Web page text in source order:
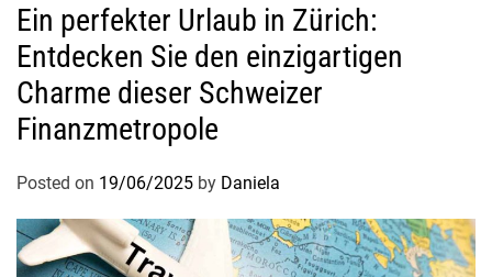
Ein perfekter Urlaub in Zürich:
Entdecken Sie den einzigartigen
Charme dieser Schweizer
Finanzmetropole
Posted on 19/06/2025 by Daniela